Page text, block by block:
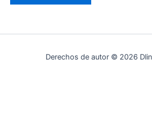
Derechos de autor © 2026